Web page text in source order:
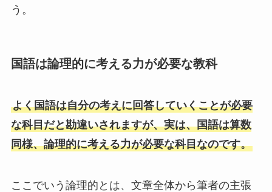
う。
国語は論理的に考える力が必要な教科
よく国語は自分の考えに回答していくことが必要
な科目だと勘違いされますが、実は、国語は算数
同様、論理的に考える力が必要な科目なのです。
ここでいう論理的とは、文章全体から筆者の主張